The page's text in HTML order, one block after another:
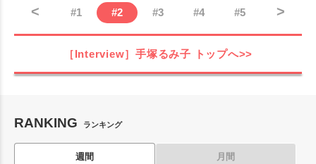
< #1 #2 #3 #4 #5 >
［Interview］手塚るみ子 トップへ>>
RANKING ランキング
週間 月間